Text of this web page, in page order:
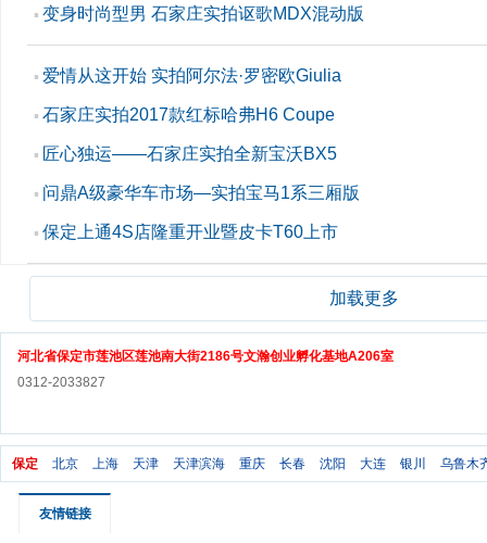
▪ 变身时尚型男 石家庄实拍讴歌MDX混动版
▪ 爱情从这开始 实拍阿尔法·罗密欧Giulia
▪ 石家庄实拍2017款红标哈弗H6 Coupe
▪ 匠心独运——石家庄实拍全新宝沃BX5
▪ 问鼎A级豪华车市场—实拍宝马1系三厢版
▪ 保定上通4S店隆重开业暨皮卡T60上市
加载更多
河北省保定市莲池区莲池南大街2186号文瀚创业孵化基地A206室
0312-2033827
保定 北京 上海 天津 天津滨海 重庆 长春 沈阳 大连 银川 乌鲁木
友情链接